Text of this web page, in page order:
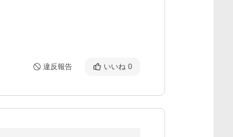
違反報告 いいね 0